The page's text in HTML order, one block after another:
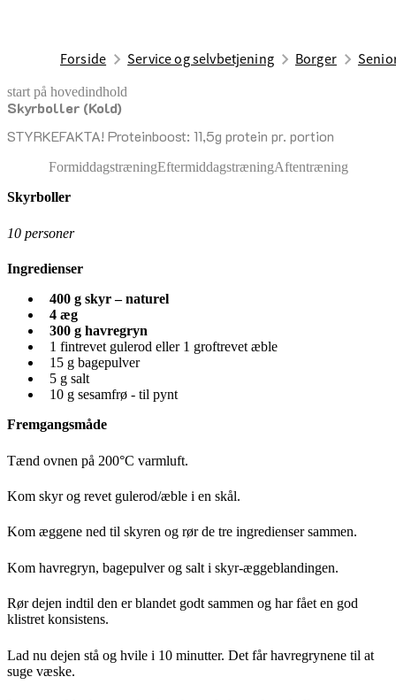
Forside Service og selvbetjening Borger
start på hovedindhold
Skyrboller (Kold)
STYRKEFAKTA! Proteinboost: 11,5g protein pr. portion
senest opdateret 17. april 2026
FormiddagstræningEftermiddagstræningAftentræning
Skyrboller
10 personer
Ingredienser
400 g skyr – naturel
4 æg
300 g havregryn
1 fintrevet gulerod eller 1 groftrevet æble
15 g bagepulver
5 g salt
10 g sesamfrø - til pynt
Fremgangsmåde
Tænd ovnen på 200°C varmluft.
Kom skyr og revet gulerod/æble i en skål.
Kom æggene ned til skyren og rør de tre ingredienser sammen.
Kom havregryn, bagepulver og salt i skyr-æggeblandingen.
Rør dejen indtil den er blandet godt sammen og har fået en god
klistret konsistens.
Lad nu dejen stå og hvile i 10 minutter. Det får havregrynene til at
suge væske.